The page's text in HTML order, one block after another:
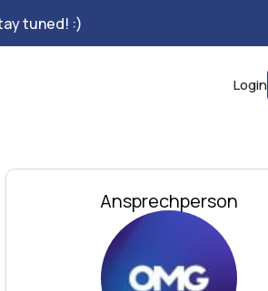
tuned! :)
Login
Ansprechperson